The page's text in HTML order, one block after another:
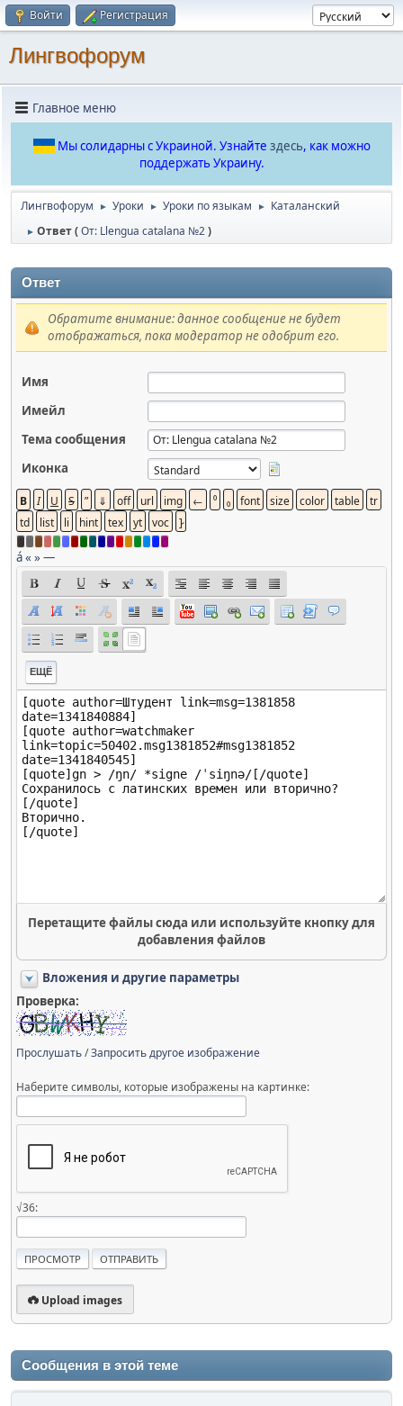
Войти Регистрация
Лингвофорум
Главное меню
Мы солидарны с Украиной. Узнайте здесь, как можно
поддержать Украину.
Лингвофорум ► Уроки ► Уроки по языкам ► Каталанский
► Ответ (От: Llengua catalana №2)
Ответ
Обратите внимание: данное сообщение не будет
отображаться, пока модератор не одобрит его.
Имя
Имейл
Тема сообщения
Иконка
á« »—
ЕЩЁ
Перетащите файлы сюда или используйте кнопку для
добавления файлов
Вложения и другие параметры
Проверка:
Прослушать/Запросить другое изображение
Наберите символы, которые изображены на картинке:
√36:
Upload images
Сообщения в этой теме